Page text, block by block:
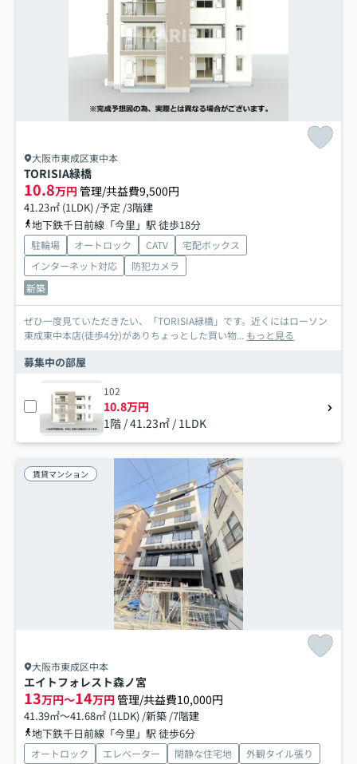
大阪市東成区東中本
TORISIA緑橋
10.8万円 管理/共益費9,500円
41.23㎡ (1LDK) /予定 /3階建
地下鉄千日前線「今里」駅 徒歩18分
駐輪場 オートロック CATV
宅配ボックス
インターネット対応
防犯カメラ
新築
ぜひ一度見ていただきたい、「TORISIA緑橋」です。近くにはローソン
東成東中本店(徒歩4分)がありちょっとした買い物... もっと見る
募集中の部屋
102
10.8万円
1階 / 41.23㎡ / 1LDK
賃貸マンション
大阪市東成区中本
エイトフォレスト森ノ宮
13万円～14万円 管理/共益費10,000円
41.39㎡～41.68㎡ (1LDK) /新築 /7階建
地下鉄千日前線「今里」駅 徒歩6分
オートロック エレベーター 閑静な住宅地
外観タイル張り